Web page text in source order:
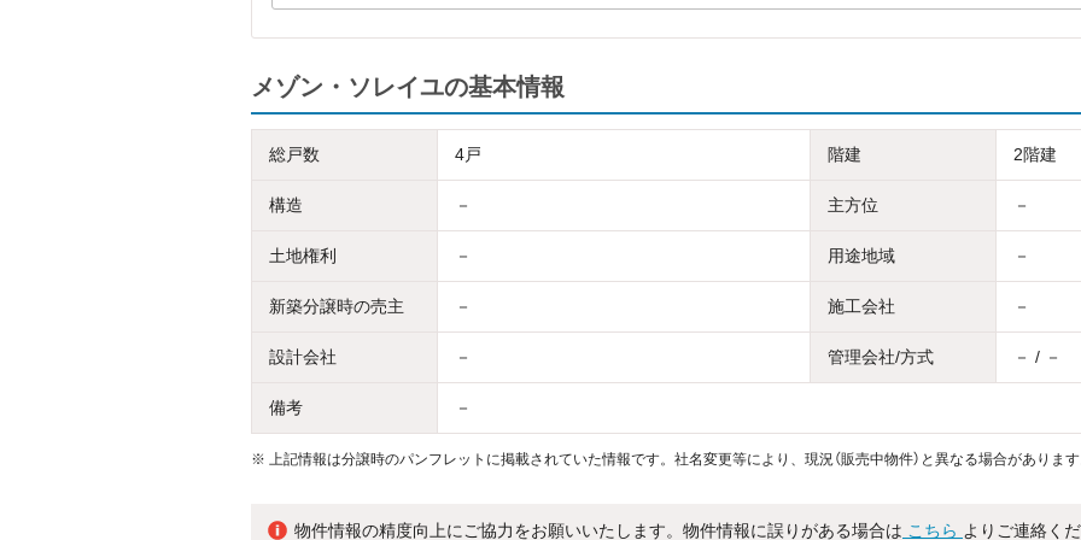
メゾン・ソレイユの基本情報
総戸数 4戸 階建 2階建
構造 － 主方位 －
土地権利 － 用途地域 －
新築分譲時の売主 － 施工会社 －
設計会社 － 管理会社/方式 － / －
備考 －
※ 上記情報は分譲時のパンフレットに掲載されていた情報です。社名変更等により、現況（販売中物件）と異なる場合があります
物件情報の精度向上にご協力をお願いいたします。物件情報に誤りがある場合は こちら よりご連絡くだ